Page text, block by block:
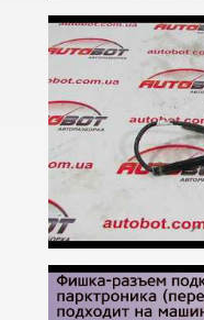
Q2
Q3 I (8UB)
Q3 Sportback (FY)
Q5 I (8RB)
Q5 II (FY, 80A)
Q7 I (4L)